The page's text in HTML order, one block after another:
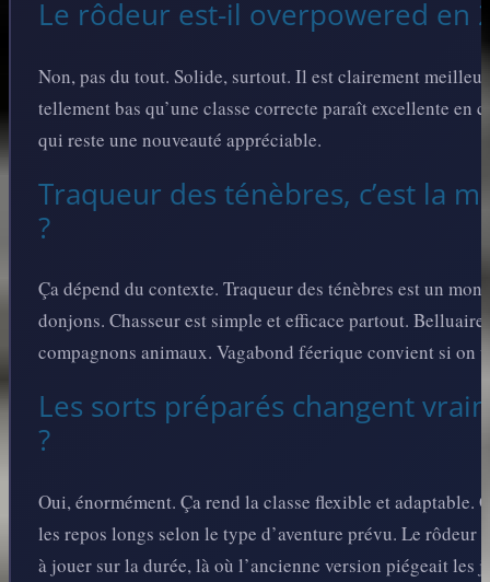
Le rôdeur est-il overpowered en
Non, pas du tout. Solide, surtout. Il est clairement
tellement bas qu’une classe correcte paraît excellente en
qui reste une nouveauté appréciable.
Traqueur des ténèbres, c’est la
?
Ça dépend du contexte. Traqueur des ténèbres est un
donjons. Chasseur est simple et efficace partout.
compagnons animaux. Vagabond féerique convient si on
Les sorts préparés changent
?
Oui, énormément. Ça rend la classe flexible et adaptable.
les repos longs selon le type d’aventure prévu. Le rôdeur
à jouer sur la durée, là où l’ancienne version piégeait les